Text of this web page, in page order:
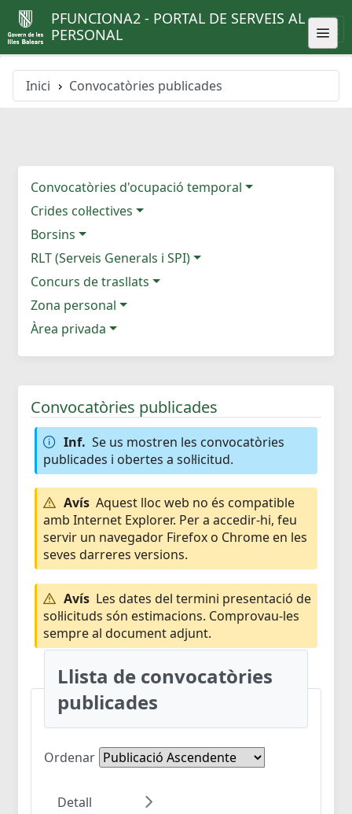
PFUNCIONA2 - PORTAL DE SERVEIS AL
PERSONAL
Inici Convocatòries publicades
Convocatòries d'ocupació temporal
Crides col·lectives
Borsins
RLT (Serveis Generals i SPI)
Concurs de trasllats
Zona personal
Àrea privada
Convocatòries publicades
Inf. Se us mostren les convocatòries
publicades i obertes a sol·licitud.
Avís Aquest lloc web no és compatible
amb Internet Explorer. Per a accedir-hi, feu
servir un navegador Firefox o Chrome en les
seves darreres versions.
Avís Les dates del termini presentació de
sol·licituds són estimacions. Comprovau-les
sempre al document adjunt.
Llista de convocatòries
publicades
Ordenar
Detall